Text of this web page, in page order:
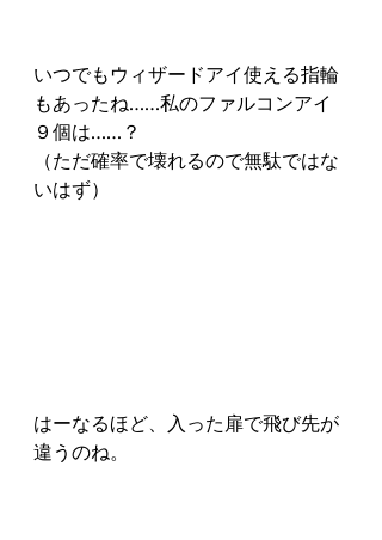
いつでもウィザードアイ使える指輪
もあったね……私のファルコンアイ
９個は……？
（ただ確率で壊れるので無駄ではな
いはず）
はーなるほど、入った扉で飛び先が
違うのね。